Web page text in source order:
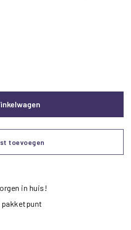
toevoegen
in huis!
pakketpunt